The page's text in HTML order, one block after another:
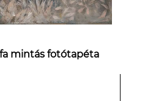
mintás fotótapéta